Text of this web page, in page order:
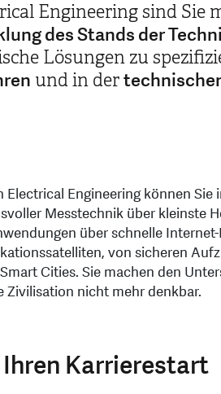
Engineering sind Sie
des Stands der
Lösungen zu
und in der
Engineering können Sie
Messtechnik über kleinste
über schnelle
von sicheren
Cities. Sie machen den
nicht mehr denkbar.
Ihren Karrierestart